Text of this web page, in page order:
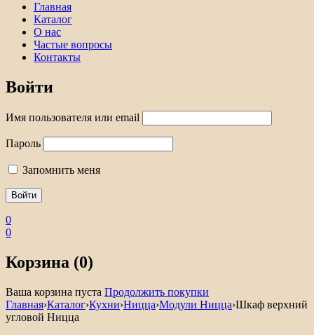
Главная
Каталог
О нас
Частые вопросы
Контакты
Войти
Имя пользователя или email
Пароль
Запомнить меня
0
0
Корзина (0)
Ваша корзина пуста Продолжить покупки
Главная›Каталог›Кухни›Ницца›Модули Ницца›Шкаф верхний
угловой Ницца